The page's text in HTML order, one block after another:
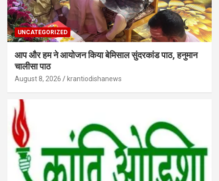
UNCATEGORIZED
आप और हम ने आयोजन किया बेमिसाल सुंदरकांड पाठ, हनुमान
चालीसा पाठ
August 8, 2026 krantiodishanews